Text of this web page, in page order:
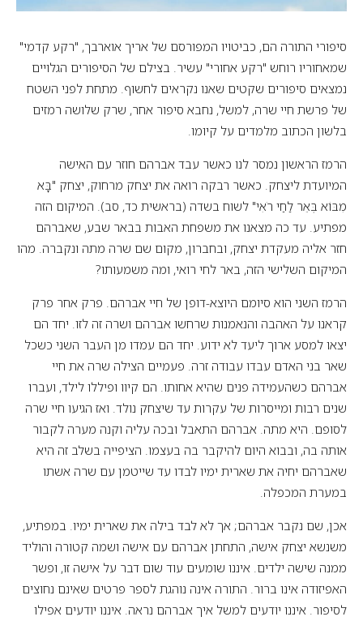
סיפורי התורה הם, כביטויו המפורסם של אריך אוארבך, "רקע קדמי"
שמאחוריו רוחש "רקע אחורי" עשיר. בצילם של הסיפורים הגלויים
נמצאים סיפורים שקטים שאנו נקראים לחשוף. מתחת לפני השטח
של פרשת חיי שרה, למשל, נחבא סיפור אחר, שרק שלושה רמזים
בלשון הכתוב מלמדים על קיומו.
הרמז הראשון נמסר לנו כאשר עבד אברהם חוזר עם האישה
המיועדת ליצחק. כאשר רבקה רואה את יצחק מרחוק, יצחק "בָּא
מִבּוֹא בְּאֵר לַחַי רֹאִי" לשוח בשדה (בראשית כד, סב). המיקום הזה
מפתיע. עד כה מצאנו את משפחת האבות בבאר שבע, שאברהם
חזר אליה מעקדת יצחק, ובחברון, מקום שם שרה מתה ונקברה. מהו
המיקום השלישי הזה, באר לחי רואי, ומה משמעותו?
הרמז השני הוא סיומם היוצא-דופן של חיי אברהם. פרק אחר פרק
קראנו על האהבה והנאמנות שרחשו אברהם ושרה זה לזו. יחד הם
יצאו למסע ארוך ליעד לא ידוע. יחד הם עמדו מן העבר השני כשכל
שאר בני האדם עבדו עבודה זרה. פעמיים הצילה שרה את חיי
אברהם כשהעמידה פנים שהיא אחותו. הם קיוו ופיללו לילד, ועברו
שנים רבות ומייסרות של עקרות עד שיצחק נולד. ואז הגיעו חיי שרה
לסופם. היא מתה. אברהם התאבל ובכה עליה וקנה מערה לקבור
אותה בה, ובבוא היום להיקבר בה בעצמו. הציפייה בשלב זה היא
שאברהם יחיה את שארית ימיו לבדו עד שייטמן עם שרה אשתו
במערת המכפלה.
אכן, שם נקבר אברהם; אך לא לבד בילה את שארית ימיו. במפתיע,
משנשא יצחק אישה, התחתן אברהם עם אישה ושמה קטורה והוליד
ממנה שישה ילדים. איננו שומעים עוד שום דבר על אישה זו, ופשר
האפיזודה אינו ברור. התורה אינה נוהגת לספר פרטים שאינם נחוצים
לסיפור. איננו יודעים למשל איך אברהם נראה. איננו יודעים אפילו